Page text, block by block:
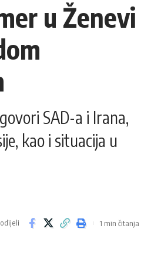
u Ženevi
SAD-a i Irana,
kao i situacija u
1 min čitanja